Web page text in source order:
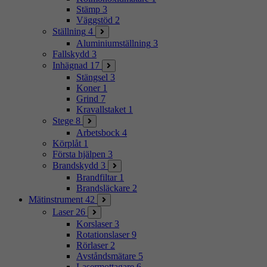
Stämp 3
Väggstöd 2
Ställning 4
Aluminiumställning 3
Fallskydd 3
Inhägnad 17
Stängsel 3
Koner 1
Grind 7
Kravallstaket 1
Stege 8
Arbetsbock 4
Körplåt 1
Första hjälpen 3
Brandskydd 3
Brandfiltar 1
Brandsläckare 2
Mätinstrument 42
Laser 26
Korslaser 3
Rotationslaser 9
Rörlaser 2
Avståndsmätare 5